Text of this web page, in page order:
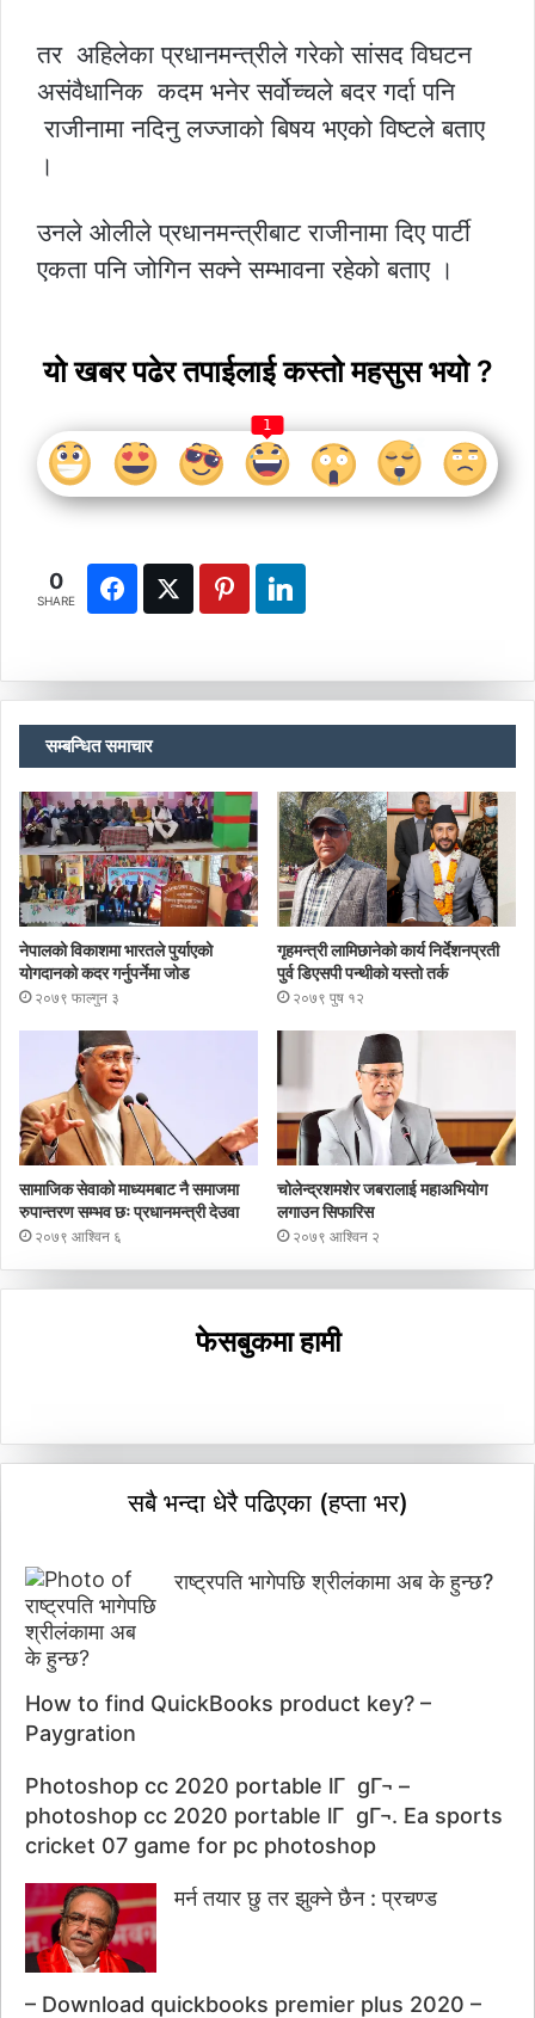
तर अहिलेका प्रधानमन्त्रीले गरेको सांसद विघटन
असंवैधानिक कदम भनेर सर्वोच्चले बदर गर्दा पनि
राजीनामा नदिनु लज्जाको बिषय भएको विष्टले बताए
।
उनले ओलीले प्रधानमन्त्रीबाट राजीनामा दिए पार्टी
एकता पनि जोगिन सक्ने सम्भावना रहेको बताए ।
यो खबर पढेर तपाईलाई कस्तो महसुस भयो ?
1
0
SHARE
सम्बन्धित समाचार
नेपालको विकाशमा भारतले पुर्याएको
योगदानको कदर गर्नुपर्नेमा जोड
२०७९ फाल्गुन ३
गृहमन्त्री लामिछानेको कार्य निर्देशनप्रती
पुर्व डिएसपी पन्थीको यस्तो तर्क
२०७९ पुष १२
सामाजिक सेवाको माध्यमबाट नै समाजमा
रुपान्तरण सम्भव छः प्रधानमन्त्री देउवा
२०७९ आश्विन ६
चोलेन्द्रशमशेर जबरालाई महाअभियोग
लगाउन सिफारिस
२०७९ आश्विन २
फेसबुकमा हामी
सबै भन्दा धेरै पढिएका (हप्ता भर)
राष्ट्रपति भागेपछि श्रीलंकामा अब के हुन्छ?
How to find QuickBooks product key? –
Paygration
Photoshop cc 2020 portable lГ gГ¬ –
photoshop cc 2020 portable lГ gГ¬. Ea sports
cricket 07 game for pc photoshop
मर्न तयार छु तर झुक्ने छैन : प्रचण्ड
– Download quickbooks premier plus 2020 –